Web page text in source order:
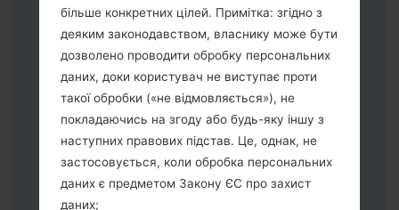
CSC_***: "Country & Region & Operator"
HOME_CSC_***: "Country & Region &
Operator"
Додайте усі файли у програму Odin 3.
Якщо ви хочете прошити телефон та
скинути до заводських налаштувань
оберіть CSC_***, у іншому випадку
виберіть HOME_CSC_*** для
збереження Ваших даних.
Тепер вимкніть пристрій і увійдіть у
більше конкретних цілей. Примітка: згідно з
деяким законодавством, власнику може бути
дозволено проводити обробку персональних
даних, доки користувач не виступає проти
такої обробки («не відмовляється»), не
покладаючись на згоду або будь-яку іншу з
наступних правових підстав. Це, однак, не
застосовується, коли обробка персональних
даних є предметом Закону ЄС про захист
даних;